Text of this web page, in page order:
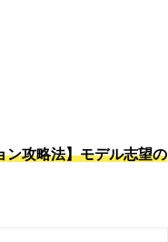
ン攻略法】モデル志望の